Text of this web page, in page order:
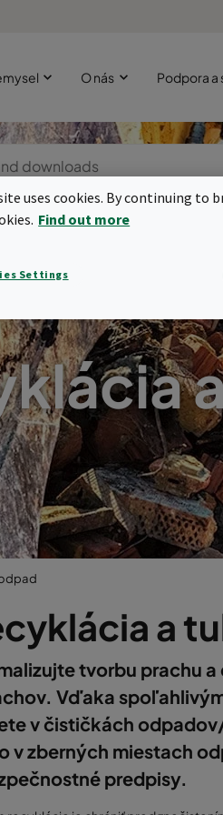
O nás Podpora a
a
tvorbu prachu
Vďaka
v čističkách
v zberných miestach
predpisy.
uses cookies. By continuing to
Find out more
Settings